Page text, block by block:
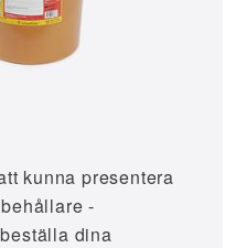
kunna presentera
-
dina